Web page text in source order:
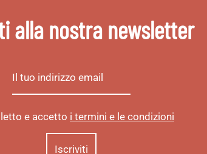
alla nostra newsletter
e accetto i termini e le condizioni